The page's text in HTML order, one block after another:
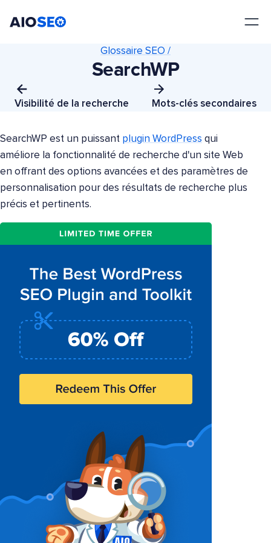
Visibilité de la recherche
Glossaire SEO /
SearchWP
Mots-clés secondaires
SearchWP est un puissant plugin WordPress qui
améliore la fonctionnalité de recherche d'un site Web
en offrant des options avancées et des paramètres de
personnalisation pour des résultats de recherche plus
précis et pertinents.